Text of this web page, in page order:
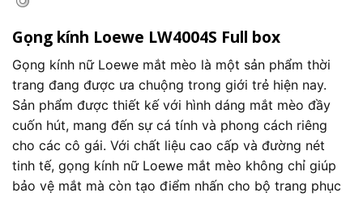
Gọng kính Loewe LW4004S Full box
Gọng kính nữ Loewe mắt mèo là một sản phẩm thời
trang đang được ưa chuộng trong giới trẻ hiện nay.
Sản phẩm được thiết kế với hình dáng mắt mèo đầy
cuốn hút, mang đến sự cá tính và phong cách riêng
cho các cô gái. Với chất liệu cao cấp và đường nét
tinh tế, gọng kính nữ Loewe mắt mèo không chỉ giúp
bảo vệ mắt mà còn tạo điểm nhấn cho bộ trang phục